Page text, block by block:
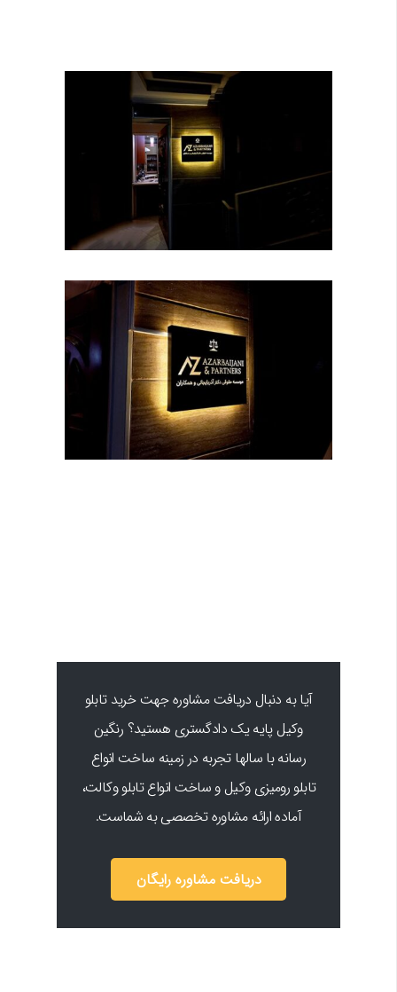
آیا به دنبال دریافت مشاوره جهت خرید تابلو
وکیل پایه یک دادگستری هستید؟ رنگین
رسانه با سالها تجربه در زمینه ساخت انواع
تابلو رومیزی وکیل و ساخت انواع تابلو وکالت،
آماده ارائه مشاوره تخصصی به شماست.
دریافت مشاوره رایگان